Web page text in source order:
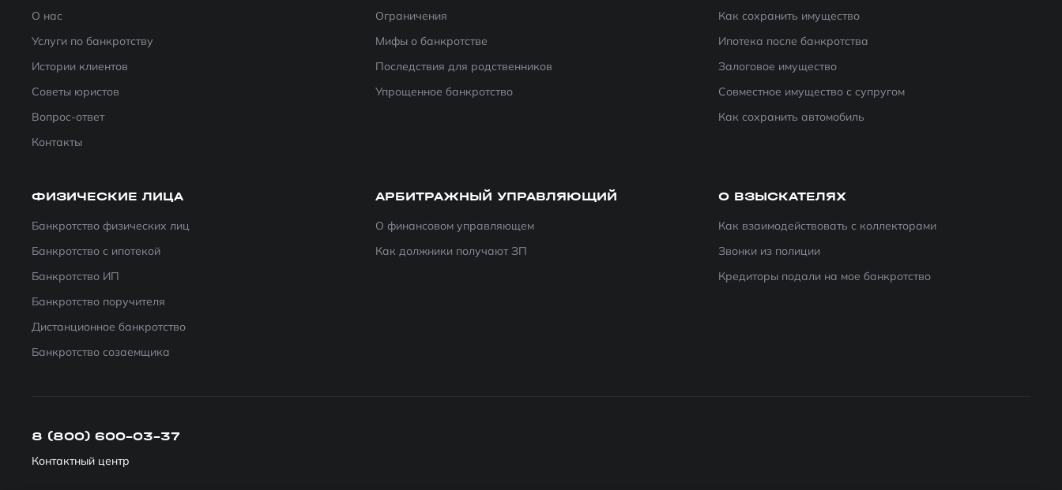
О нас
Услуги по банкротству
Истории клиентов
Советы юристов
Вопрос-ответ
Контакты
Ограничения
Мифы о банкротстве
Последствия для родственников
Упрощенное банкротство
Как сохранить имущество
Ипотека после банкротства
Залоговое имущество
Совместное имущество с супругом
Как сохранить автомобиль
ФИЗИЧЕСКИЕ ЛИЦА
Банкротство физических лиц
Банкротство с ипотекой
Банкротство ИП
Банкротство поручителя
Дистанционное банкротство
Банкротство созаемщика
АРБИТРАЖНЫЙ УПРАВЛЯЮЩИЙ
О финансовом управляющем
Как должники получают ЗП
О ВЗЫСКАТЕЛЯХ
Как взаимодействовать с коллекторами
Звонки из полиции
Кредиторы подали на мое банкротство
8 (800) 600-03-37
Контактный центр